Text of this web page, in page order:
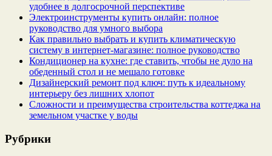
удобнее в долгосрочной перспективе
Электроинструменты купить онлайн: полное
руководство для умного выбора
Как правильно выбрать и купить климатическую
систему в интернет‑магазине: полное руководство
Кондиционер на кухне: где ставить, чтобы не дуло на
обеденный стол и не мешало готовке
Дизайнерский ремонт под ключ: путь к идеальному
интерьеру без лишних хлопот
Сложности и преимущества строительства коттеджа на
земельном участке у воды
Рубрики